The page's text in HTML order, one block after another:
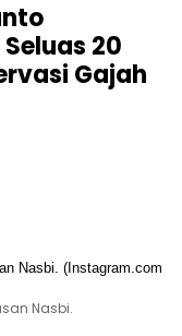
20
Gajah
Nasbi.